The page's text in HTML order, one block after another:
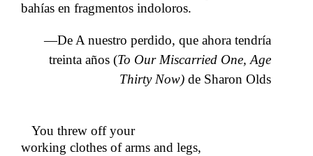
bahías en fragmentos indoloros.
—De A nuestro perdido, que ahora tendría
treinta años (To Our Miscarried One, Age
Thirty Now) ​​ de Sharon Olds
You threw off your
working clothes of arms and legs,